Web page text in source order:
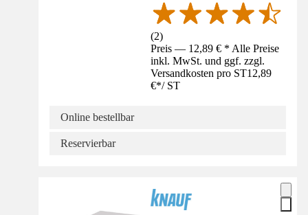
(2)
Preis — 12,89 € * Alle Preise
inkl. MwSt. und ggf. zzgl.
Versandkosten pro ST12,89
€*/ ST
Online bestellbar
Reservierbar